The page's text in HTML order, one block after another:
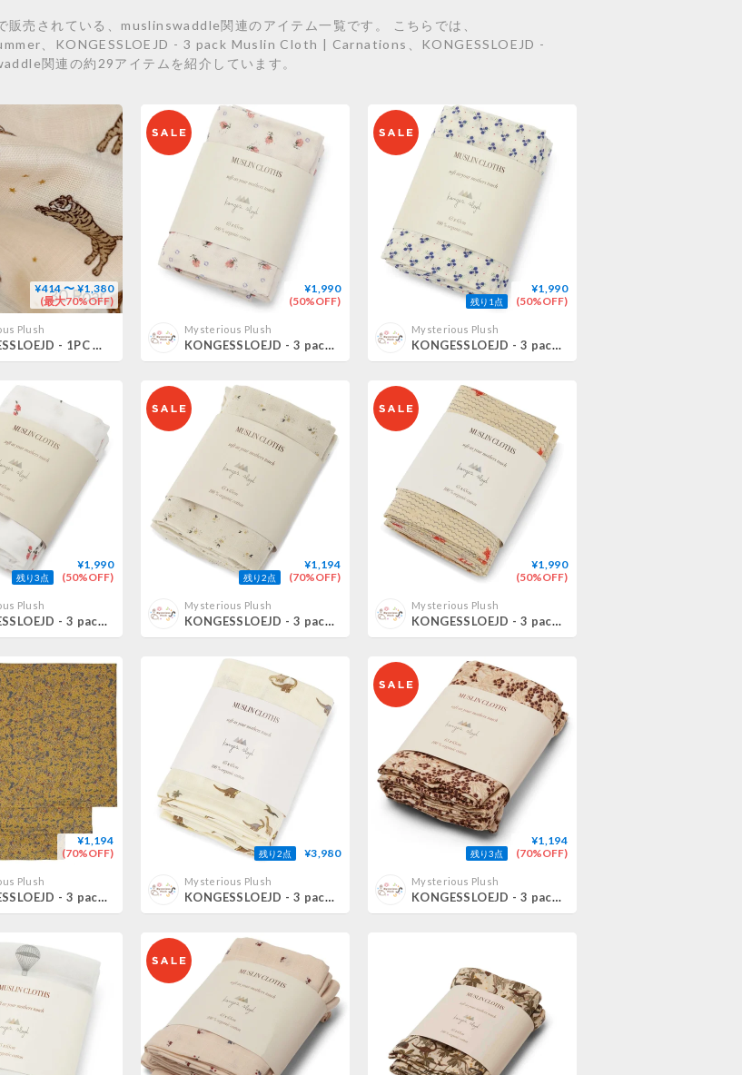
売されている、muslinswaddle関連のアイテム一覧です。 こちらでは、
、KONGESSLOEJD - 3 pack Muslin Cloth | Carnations、KONGESSLOEJD -
関連の約29アイテムを紹介しています。
¥414 〜 ¥1,380
(最大70%OFF)
Plush
KONGESSLOEJD - 1PC Muslin Cloth (No.30~No.57)
¥1,990
(50%OFF)
Mysterious Plush
KONGESSLOEJD - 3 pack Muslin Cloth | Brise d´ete
残り1点
¥1,990
(50%OFF)
Mysterious Plush
KONGESSLOEJD - 3 pack Muslin Cloth | Blue Bell
残り3点
¥1,990
(50%OFF)
Plush
KONGESSLOEJD - 3 pack Muslin Cloth | Bonderose Big
残り2点
¥1,194
(70%OFF)
Mysterious Plush
KONGESSLOEJD - 3 pack Muslin Cloth | Petales
¥1,990
(50%OFF)
Mysterious Plush
KONGESSLOEJD - 3 pack Muslin Cloth | Goldie
¥1,194
(70%OFF)
Plush
KONGESSLOEJD - 3 pack Muslin Cloth | Winter Leaves Mustard
残り2点 ¥3,980
Mysterious Plush
KONGESSLOEJD - 3 pack Muslin Cloth | Kubi
残り3点
¥1,194
(70%OFF)
Mysterious Plush
KONGESSLOEJD - 3 pack Muslin Cloth | Winter Leaves Dark Red